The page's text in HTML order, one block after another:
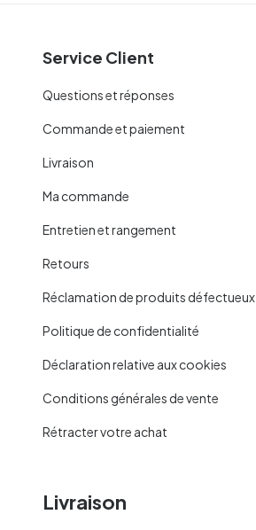
Service Client
Questions et réponses
Commande et paiement
Livraison
Ma commande
Entretien et rangement
Retours
Réclamation de produits défectueux
Politique de confidentialité
Déclaration relative aux cookies
Conditions générales de vente
Rétracter votre achat
Livraison